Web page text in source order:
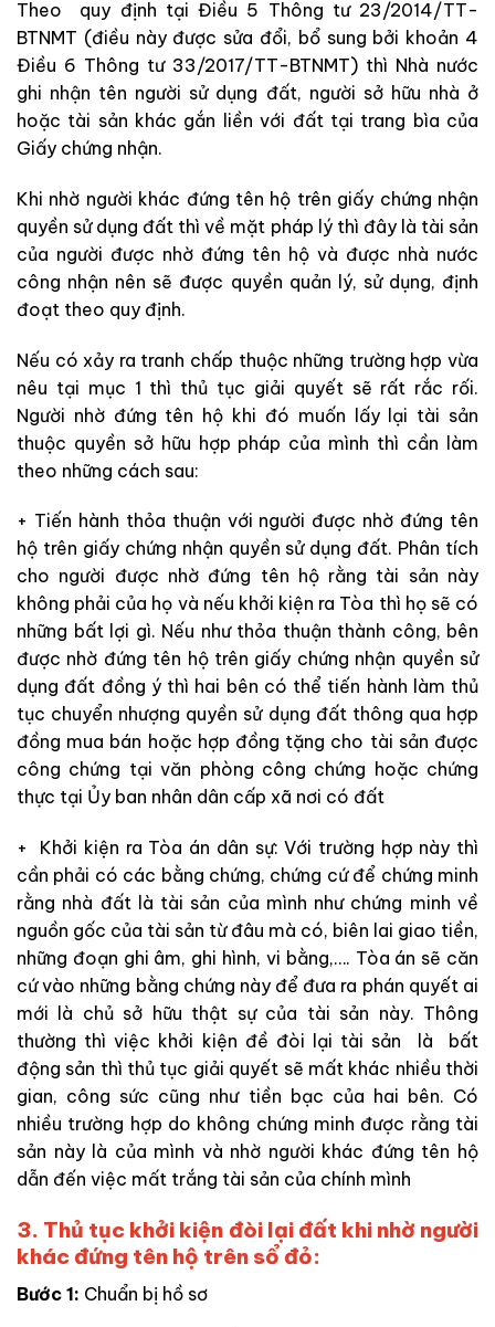
Theo quy định tại Điều 5 Thông tư 23/2014/TT-
BTNMT (điều này được sửa đổi, bổ sung bởi khoản 4
Điều 6 Thông tư 33/2017/TT-BTNMT) thì Nhà nước
ghi nhận tên người sử dụng đất, người sở hữu nhà ở
hoặc tài sản khác gắn liền với đất tại trang bìa của
Giấy chứng nhận.
Khi nhờ người khác đứng tên hộ trên giấy chứng nhận
quyền sử dụng đất thì về mặt pháp lý thì đây là tài sản
của người được nhờ đứng tên hộ và được nhà nước
công nhận nên sẽ được quyền quản lý, sử dụng, định
đoạt theo quy định.
Nếu có xảy ra tranh chấp thuộc những trường hợp vừa
nêu tại mục 1 thì thủ tục giải quyết sẽ rất rắc rối.
Người nhờ đứng tên hộ khi đó muốn lấy lại tài sản
thuộc quyền sở hữu hợp pháp của mình thì cần làm
theo những cách sau:
+ Tiến hành thỏa thuận với người được nhờ đứng tên
hộ trên giấy chứng nhận quyền sử dụng đất. Phân tích
cho người được nhờ đứng tên hộ rằng tài sản này
không phải của họ và nếu khởi kiện ra Tòa thì họ sẽ có
những bất lợi gì. Nếu như thỏa thuận thành công, bên
được nhờ đứng tên hộ trên giấy chứng nhận quyền sử
dụng đất đồng ý thì hai bên có thể tiến hành làm thủ
tục chuyển nhượng quyền sử dụng đất thông qua hợp
đồng mua bán hoặc hợp đồng tặng cho tài sản được
công chứng tại văn phòng công chứng hoặc chứng
thực tại Ủy ban nhân dân cấp xã nơi có đất
+ Khởi kiện ra Tòa án dân sự: Với trường hợp này thì
cần phải có các bằng chứng, chứng cứ để chứng minh
rằng nhà đất là tài sản của mình như chứng minh về
nguồn gốc của tài sản từ đâu mà có, biên lai giao tiền,
những đoạn ghi âm, ghi hình, vi bằng,…. Tòa án sẽ căn
cứ vào những bằng chứng này để đưa ra phán quyết ai
mới là chủ sở hữu thật sự của tài sản này. Thông
thường thì việc khởi kiện đề đòi lại tài sản là bất
động sản thì thủ tục giải quyết sẽ mất khác nhiều thời
gian, công sức cũng như tiền bạc của hai bên. Có
nhiều trường hợp do không chứng minh được rằng tài
sản này là của mình và nhờ người khác đứng tên hộ
dẫn đến việc mất trắng tài sản của chính mình
3. Thủ tục khởi kiện đòi lại đất khi nhờ người
khác đứng tên hộ trên sổ đỏ:
Bước 1: Chuẩn bị hồ sơ